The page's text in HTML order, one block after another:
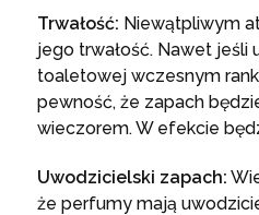
Trwałość: Niewątpliwym
jego trwałość. Nawet jeśli
toaletowej wczesnym
pewność, że zapach
wieczorem. W efekcie
Uwodzicielski zapach:
że perfumy mają